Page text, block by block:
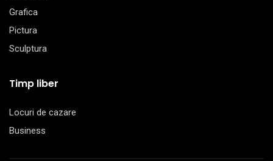
Grafica
Pictura
Sculptura
Timp liber
Locuri de cazare
Business